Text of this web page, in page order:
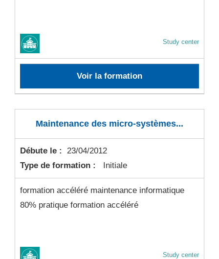
Study center
Voir la formation
Maintenance des micro-systèmes...
Débute le :
23/04/2012
Type de formation :
Initiale
formation accéléré maintenance informatique
80% pratique formation accéléré
Study center